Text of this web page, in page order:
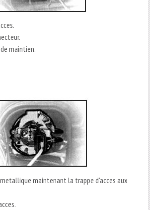
maintien.
maintenant la trappe d'acces aux